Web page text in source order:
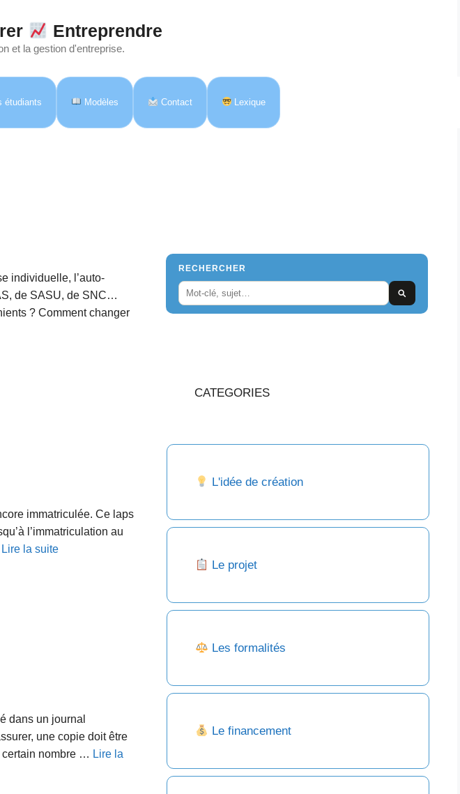
Entreprendre
et la gestion d'entreprise.
étudiants Modèles Contact Lexique
individuelle, l’auto-
de SASU, de SNC…
? Comment changer
immatriculée. Ce laps
l’immatriculation au
Lire la suite
dans un journal
une copie doit être
certain nombre … Lire la
RECHERCHER
CATEGORIES
L'idée de création
Le projet
Les formalités
Le financement